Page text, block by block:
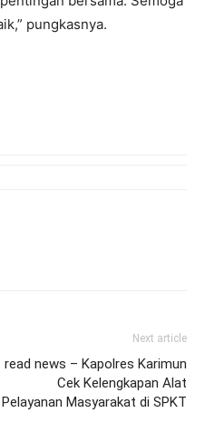
pungkasnya.
Next article
read news – Kapolres Karimun
Cek Kelengkapan Alat
Pelayanan Masyarakat di SPKT